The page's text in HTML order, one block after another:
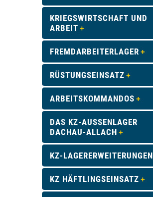
KRIEGSWIRTSCHAFT UND
ARBEIT
FREMDARBEITERLAGER
RÜSTUNGSEINSATZ
ARBEITSKOMMANDOS
DAS KZ-AUSSENLAGER D
ACHAU-ALLACH
KZ-LAGERERWEITERUNGEN
KZ HÄFTLINGSEINSATZ